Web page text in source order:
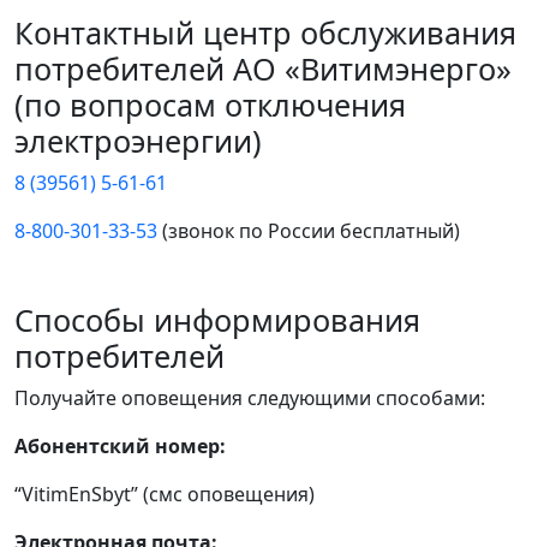
Контактный центр обслуживания
потребителей АО «Витимэнерго»
(по вопросам отключения
электроэнергии)
8 (39561) 5-61-61
8-800-301-33-53(звонок по России бесплатный)
Способы информирования
потребителей
Получайте оповещения следующими способами:
Абонентский номер:
“VitimEnSbyt” (смс оповещения)